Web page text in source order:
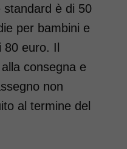
-
- Obesi
standard è di 50
per bambini e
euro. Il
consegna e
non
al termine del